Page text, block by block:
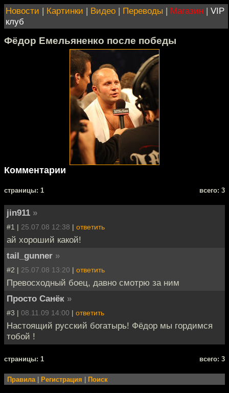
Новости | Картинки | Видео | Переводы | Магазин | VIP
клуб
Фёдор Емельяненко после победы
Комментарии
cтраницы: 1 всего: 3
jin911 »
#1 | 25.07.08 12:38 | ответить
ай хороший какой!
tail_gunner »
#2 | 25.07.08 13:20 | ответить
Превосходный боец, давно смотрю за ним
Просто Санёк »
#3 | 08.11.09 14:00 | ответить
Настоящий русский богатырь! Фёдор мы гордимся
тобой !
cтраницы: 1 всего: 3
Правила Регистрация Поиск